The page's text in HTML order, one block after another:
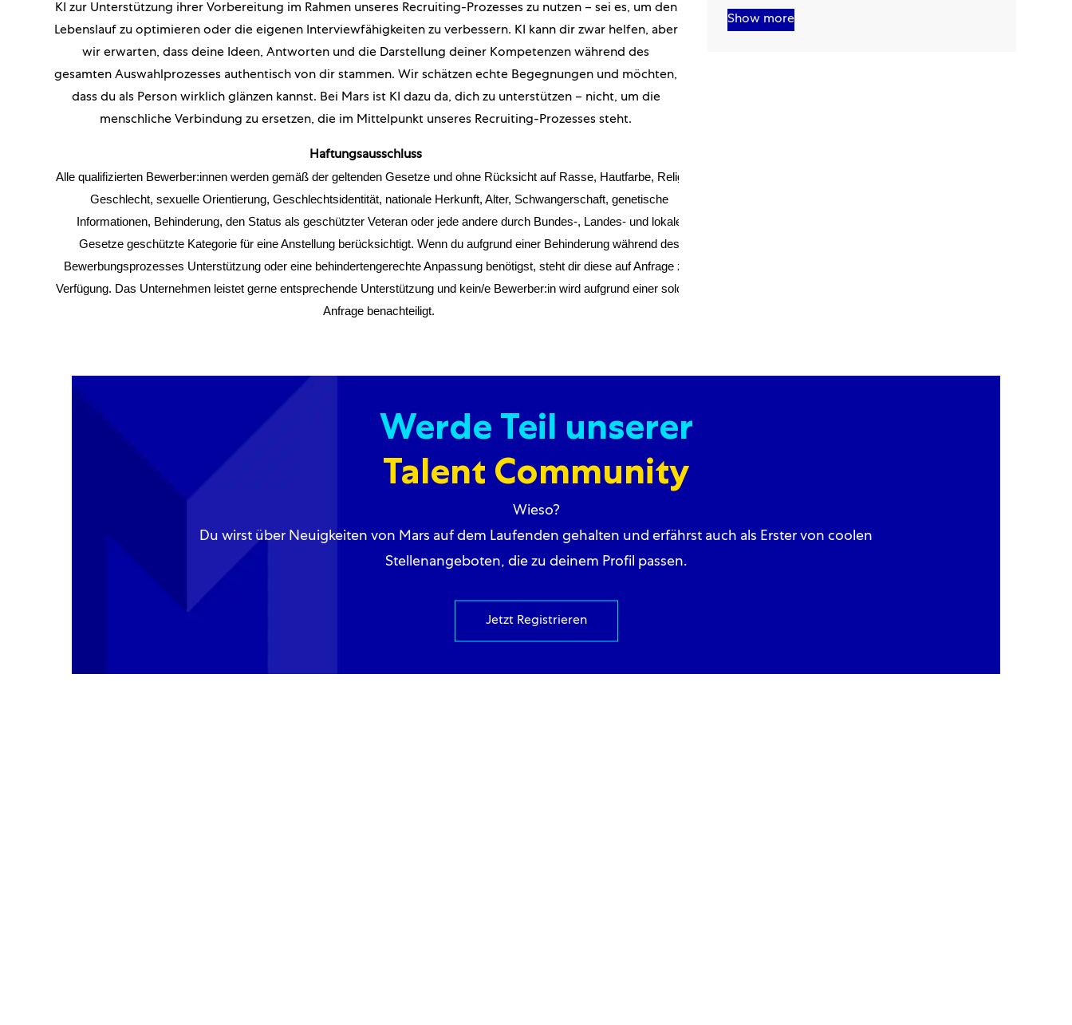
KI zur Unterstützung ihrer Vorbereitung im Rahmen unseres Recruiting-Prozesses zu nutzen – sei es, um den
Lebenslauf zu optimieren oder die eigenen Interviewfähigkeiten zu verbessern. KI kann dir zwar helfen, aber
wir erwarten, dass deine Ideen, Antworten und die Darstellung deiner Kompetenzen während des
gesamten Auswahlprozesses authentisch von dir stammen. Wir schätzen echte Begegnungen und möchten,
dass du als Person wirklich glänzen kannst. Bei Mars ist KI dazu da, dich zu unterstützen – nicht, um die
menschliche Verbindung zu ersetzen, die im Mittelpunkt unseres Recruiting-Prozesses steht.
Haftungsausschluss
Alle qualifizierten Bewerber:innen werden gemäß der geltenden Gesetze und ohne Rücksicht auf Rasse, Hautfarbe, Religion,
Geschlecht, sexuelle Orientierung, Geschlechtsidentität, nationale Herkunft, Alter, Schwangerschaft, genetische
Informationen, Behinderung, den Status als geschützter Veteran oder jede andere durch Bundes-, Landes- und lokale
Gesetze geschützte Kategorie für eine Anstellung berücksichtigt. Wenn du aufgrund einer Behinderung während des
Bewerbungsprozesses Unterstützung oder eine behindertengerechte Anpassung benötigst, steht dir diese auf Anfrage zur
Verfügung. Das Unternehmen leistet gerne entsprechende Unterstützung und kein/e Bewerber:in wird aufgrund einer solchen
Anfrage benachteiligt.
Show more
Werde Teil unserer
Talent Community
Wieso?
Du wirst über Neuigkeiten von Mars auf dem Laufenden gehalten und erfährst auch als Erster von coolen
Stellenangeboten, die zu deinem Profil passen.
Jetzt Registrieren